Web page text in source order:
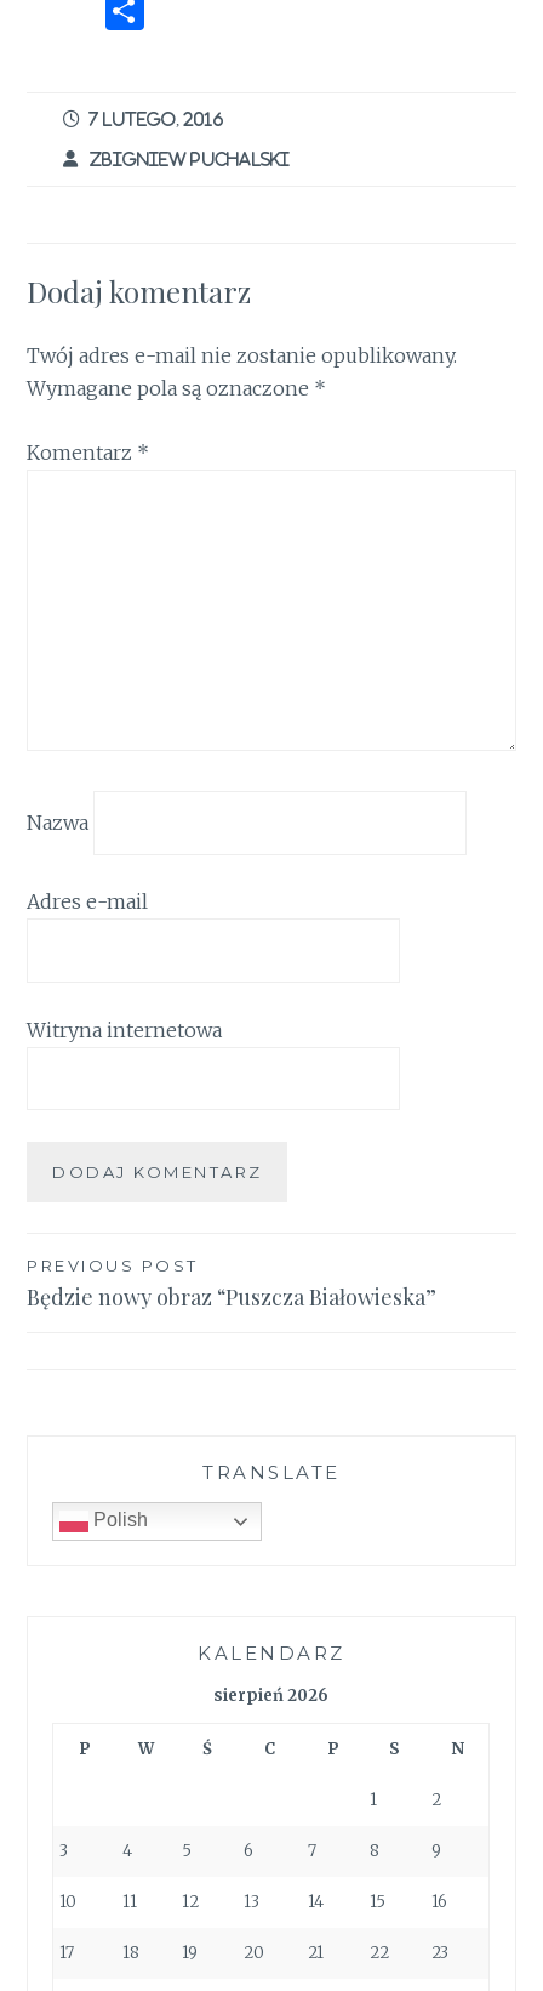
ce
o
o
r
S
e
7 LUTEGO, 2016
ZBIGNIEW PUCHALSKI
Dodaj komentarz
Twój adres e-mail nie zostanie opublikowany.
Wymagane pola są oznaczone *
Komentarz *
Nazwa
Adres e-mail
Witryna internetowa
Nawigacja
wpisu
PREVIOUS POST
Będzie nowy obraz “Puszcza Białowieska”
TRANSLATE
Polish
KALENDARZ
sierpień 2026
P W Ś C P S N
1 2
3 4 5 6 7 8 9
10 11 12 13 14 15 16
17 18 19 20 21 22 23